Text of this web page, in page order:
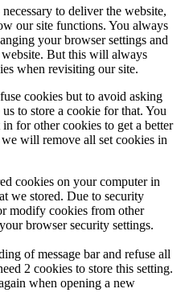
to deliver the website,
our site functions. You always
your browser settings and
But this will always
when revisiting our site.
cookies but to avoid asking
to store a cookie for that. You
for other cookies to get a better
will remove all set cookies in
cookies on your computer in
we stored. Due to security
modify cookies from other
browser security settings.
of message bar and refuse all
2 cookies to store this setting.
when opening a new